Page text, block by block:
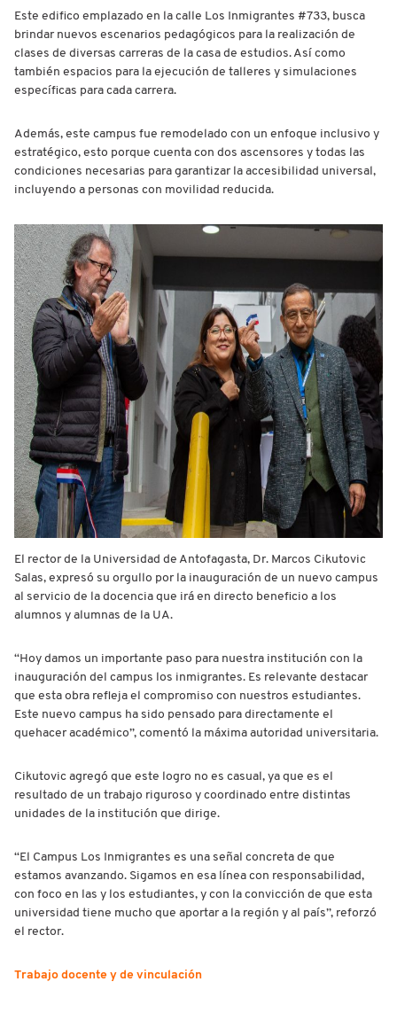
Este edifico emplazado en la calle Los Inmigrantes #733, busca
brindar nuevos escenarios pedagógicos para la realización de
clases de diversas carreras de la casa de estudios. Así como
también espacios para la ejecución de talleres y simulaciones
específicas para cada carrera.
Además, este campus fue remodelado con un enfoque inclusivo y
estratégico, esto porque cuenta con dos ascensores y todas las
condiciones necesarias para garantizar la accesibilidad universal,
incluyendo a personas con movilidad reducida.
El rector de la Universidad de Antofagasta, Dr. Marcos Cikutovic
Salas, expresó su orgullo por la inauguración de un nuevo campus
al servicio de la docencia que irá en directo beneficio a los
alumnos y alumnas de la UA.
“Hoy damos un importante paso para nuestra institución con la
inauguración del campus los inmigrantes. Es relevante destacar
que esta obra refleja el compromiso con nuestros estudiantes.
Este nuevo campus ha sido pensado para directamente el
quehacer académico”, comentó la máxima autoridad universitaria.
Cikutovic agregó que este logro no es casual, ya que es el
resultado de un trabajo riguroso y coordinado entre distintas
unidades de la institución que dirige.
“El Campus Los Inmigrantes es una señal concreta de que
estamos avanzando. Sigamos en esa línea con responsabilidad,
con foco en las y los estudiantes, y con la convicción de que esta
universidad tiene mucho que aportar a la región y al país”, reforzó
el rector.
Trabajo docente y de vinculación